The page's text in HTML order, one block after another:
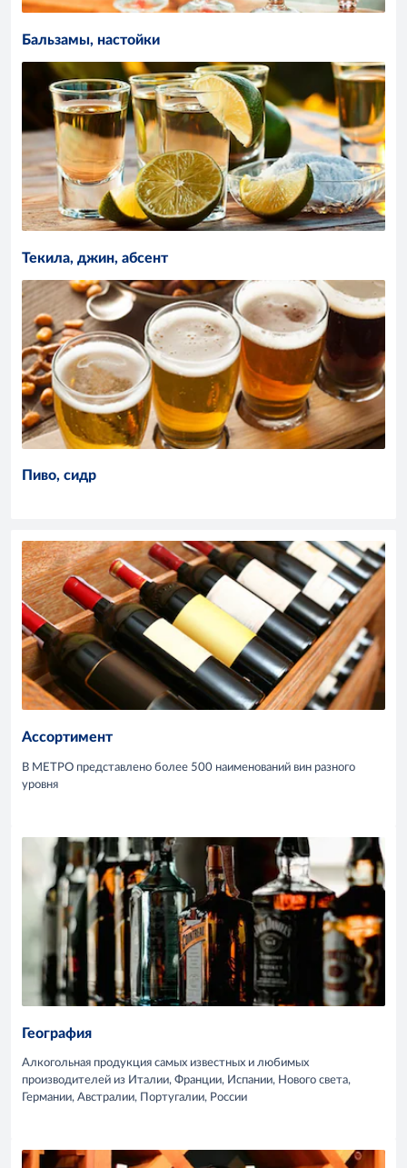
Бальзамы, настойки
Текила, джин, абсент
Пиво, сидр
Ассортимент
В МЕТРО представлено более 500 наименований вин разного
уровня
География
Алкогольная продукция самых известных и любимых
производителей из Италии, Франции, Испании, Нового света,
Германии, Австралии, Португалии, России